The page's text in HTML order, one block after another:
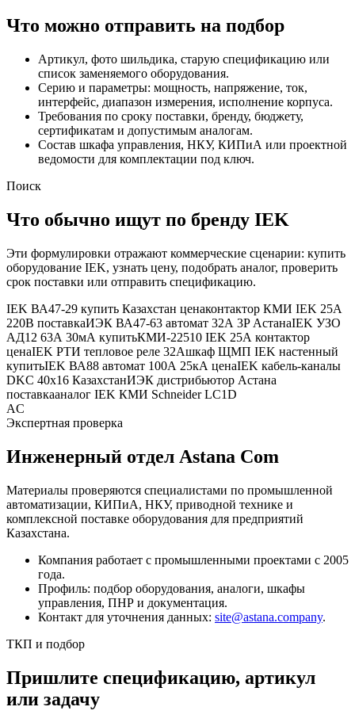
Что можно отправить на подбор
Артикул, фото шильдика, старую спецификацию или
список заменяемого оборудования.
Серию и параметры: мощность, напряжение, ток,
интерфейс, диапазон измерения, исполнение корпуса.
Требования по сроку поставки, бренду, бюджету,
сертификатам и допустимым аналогам.
Состав шкафа управления, НКУ, КИПиА или проектной
ведомости для комплектации под ключ.
Поиск
Что обычно ищут по бренду IEK
Эти формулировки отражают коммерческие сценарии: купить
оборудование IEK, узнать цену, подобрать аналог, проверить
срок поставки или отправить спецификацию.
IEK ВА47-29 купить Казахстан ценаконтактор КМИ IEK 25А
220В поставкаИЭК ВА47-63 автомат 32А 3P АстанаIEK УЗО
АД12 63А 30мА купитьКМИ-22510 IEK 25А контактор
ценаIEK РТИ тепловое реле 32Ашкаф ЩМП IEK настенный
купитьIEK ВА88 автомат 100А 25кА ценаIEK кабель-каналы
DKC 40x16 КазахстанИЭК дистрибьютор Астана
поставкааналог IEK КМИ Schneider LC1D
AC
Экспертная проверка
Инженерный отдел Astana Com
Материалы проверяются специалистами по промышленной
автоматизации, КИПиА, НКУ, приводной технике и
комплексной поставке оборудования для предприятий
Казахстана.
Компания работает с промышленными проектами с 2005
года.
Профиль: подбор оборудования, аналоги, шкафы
управления, ПНР и документация.
Контакт для уточнения данных: site@astana.company.
ТКП и подбор
Пришлите спецификацию, артикул
или задачу